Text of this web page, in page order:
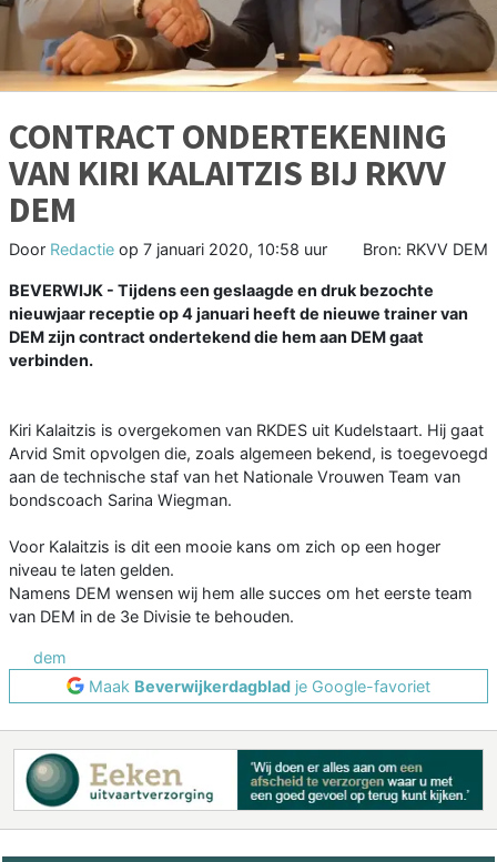
CONTRACT ONDERTEKENING
VAN KIRI KALAITZIS BIJ RKVV
DEM
Door Redactie op 7 januari 2020, 10:58 uur Bron: RKVV DEM
BEVERWIJK - Tijdens een geslaagde en druk bezochte
nieuwjaar receptie op 4 januari heeft de nieuwe trainer van
DEM zijn contract ondertekend die hem aan DEM gaat
verbinden.
Kiri Kalaitzis is overgekomen van RKDES uit Kudelstaart. Hij gaat
Arvid Smit opvolgen die, zoals algemeen bekend, is toegevoegd
aan de technische staf van het Nationale Vrouwen Team van
bondscoach Sarina Wiegman.
Voor Kalaitzis is dit een mooie kans om zich op een hoger
niveau te laten gelden.
Namens DEM wensen wij hem alle succes om het eerste team
van DEM in de 3e Divisie te behouden.
dem
Maak Beverwijkerdagblad je Google-favoriet